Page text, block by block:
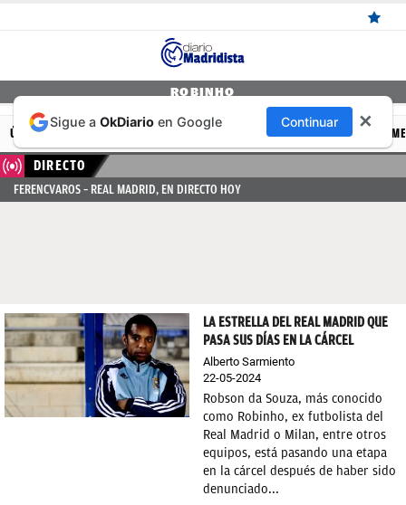
NOTICIAS
REAL
MADRID
DIRECTO
FEMENINO
PAPARAZZI
ROBINHO
ÚLTIMAS NOTICIAS REAL MADRID BALONCESTO CANTERA
DIRECTO
FERENCVAROS – REAL MADRID, EN DIRECTO HOY
LA ESTRELLA DEL REAL MADRID QUE
PASA SUS DÍAS EN LA CÁRCEL
Alberto Sarmiento
22-05-2024
Robson da Souza, más conocido
como Robinho, ex futbolista del
Real Madrid o Milan, entre otros
equipos, está pasando una etapa
en la cárcel después de haber sido
denunciado...
Sigue a OkDiario en Google Continuar ✕